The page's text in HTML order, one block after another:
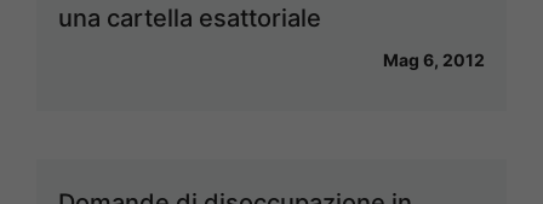
una cartella esattoriale
Mag 6, 2012